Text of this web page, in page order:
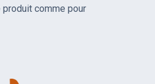
produit comme pour